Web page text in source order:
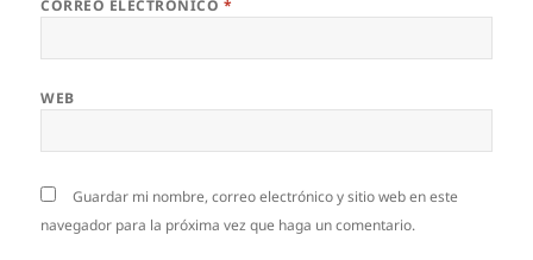
CORREO ELECTRÓNICO *
WEB
Guardar mi nombre, correo electrónico y sitio web en este
navegador para la próxima vez que haga un comentario.